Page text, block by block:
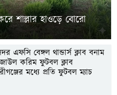
বাবুল
শাল্লার হাওড়ে বোরো
এফসি বেঙ্গল থান্ডার্স ক্লাব বনাম
করিম ফুটবল ক্লাব
মধ্যে প্রতি ফুটবল ম্যাচ